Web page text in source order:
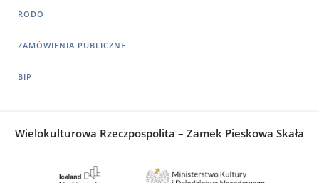
RODO
ZAMÓWIENIA PUBLICZNE
BIP
Wielokulturowa Rzeczpospolita – Zamek Pieskowa Skała